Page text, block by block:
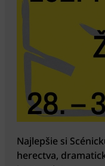
Najlepšie si
herectva,